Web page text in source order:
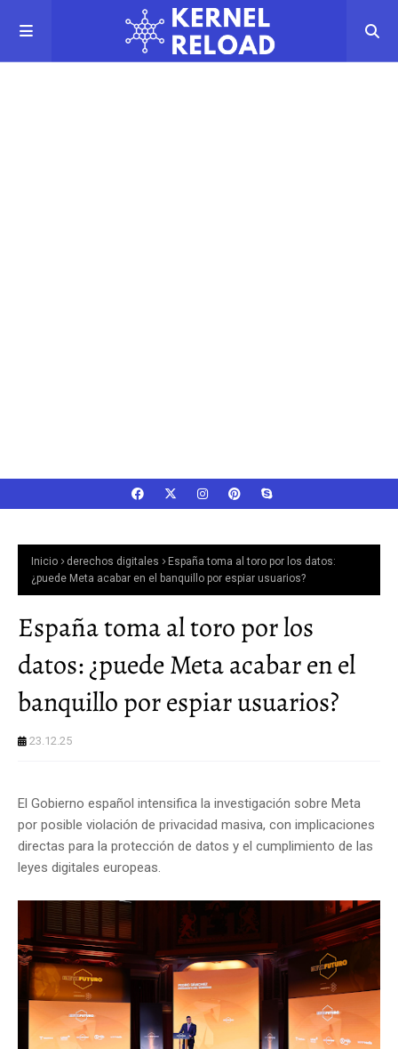
Inicio derechos digitales
España toma al toro por los datos:
¿puede Meta acabar en el banquillo por espiar usuarios?
España toma al toro por los
datos: ¿puede Meta acabar en el
banquillo por espiar usuarios?
23.12.25
El Gobierno español intensifica la investigación sobre Meta
por posible violación de privacidad masiva, con implicaciones
directas para la protección de datos y el cumplimiento de las
leyes digitales europeas.